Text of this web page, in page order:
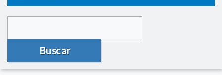
Buscar